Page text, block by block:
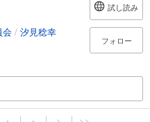
会 / 汐見稔幸
試し読み
フォロー